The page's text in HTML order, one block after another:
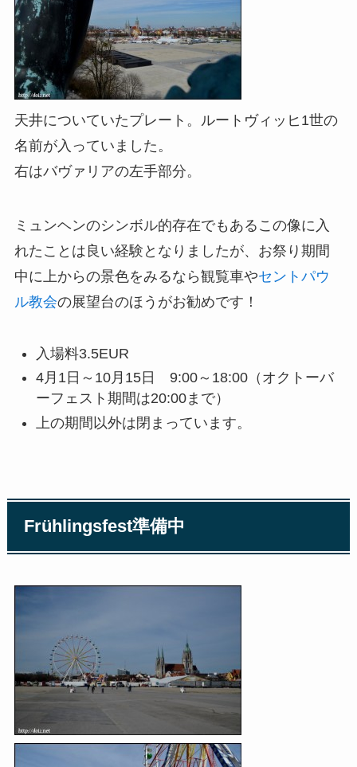
天井についていたプレート。ルートヴィッヒ1世の
名前が入っていました。
右はバヴァリアの左手部分。
ミュンヘンのシンボル的存在でもあるこの像に入
れたことは良い経験となりましたが、お祭り期間
中に上からの景色をみるなら観覧車やセントパウ
ル教会の展望台のほうがお勧めです！
入場料3.5EUR
4月1日～10月15日 9:00～18:00（オクトーバ
ーフェスト期間は20:00まで）
上の期間以外は閉まっています。
Frühlingsfest準備中